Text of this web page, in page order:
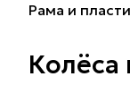
Рама и
Колёса